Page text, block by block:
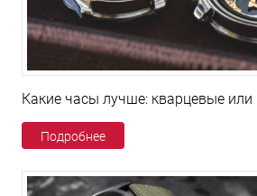
Какие часы лучше: кварцевые или
Подробнее